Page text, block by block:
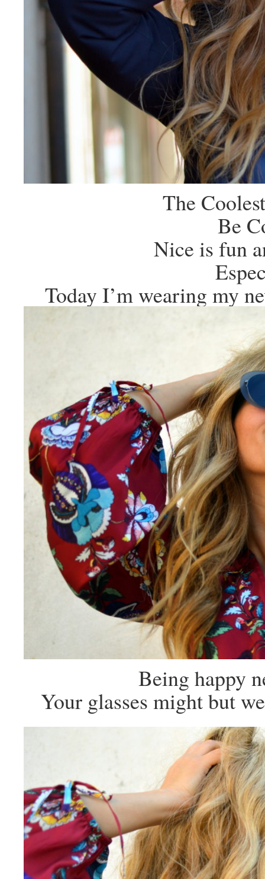
The
Be
Nice is fun
Today I’m wearing my
Being happy
Your glasses might but